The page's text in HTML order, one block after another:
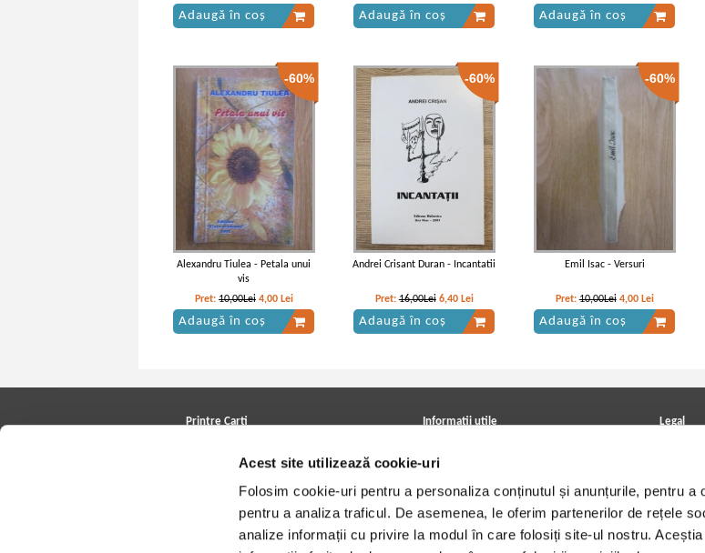
Acest site utilizează cookie-uri
Folosim cookie-uri pentru a personaliza conținutul și anunțurile, pentru a
pentru a analiza traficul. De asemenea, le oferim partenerilor de rețele
analize informații cu privire la modul în care folosiți site-ul nostru.
Adaugă în coș Adaugă în coș Adaugă în coș
-60%
Alexandru Tiulea - Petala unui
vis
Pret: 10,00Lei 4,00 Lei
Adaugă în coș
-60%
Andrei Crisant Duran - Incantatii
Pret:16,00Lei 6,40 Lei
Adaugă în coș
-60%
Emil Isac - Versuri
Pret:10,00Lei 4,00 Lei
Adaugă în coș
Printre Carti
Cele mai căutate cărți
Blog Printre Carti
Cărţi sub 5 lei
Informatii utile
Achizitii viniluri, casete, CD/DVD
Cum cumpar?
Politica de livrare
Retur comenzi
Angajari - Cariere
Legal
Termeni si
Utilizare